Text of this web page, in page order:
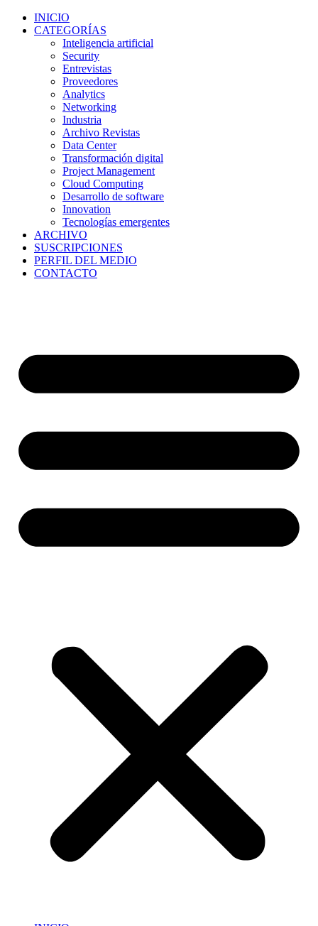
INICIO
CATEGORÍAS
Inteligencia artificial
Security
Entrevistas
Proveedores
Analytics
Networking
Industria
Archivo Revistas
Data Center
Transformación digital
Project Management
Cloud Computing
Desarrollo de software
Innovation
Tecnologías emergentes
ARCHIVO
SUSCRIPCIONES
PERFIL DEL MEDIO
CONTACTO